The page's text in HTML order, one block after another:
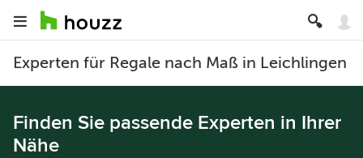
Experten für Regale nach Maß in Leichlingen
Finden Sie passende Experten in Ihrer
Nähe